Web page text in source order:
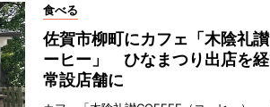
食べる
佐賀市柳町にカフェ「木陰礼
ーヒー」 ひなまつり出店を
常設店舗に